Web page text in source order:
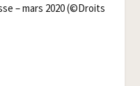
– mars 2020 (©Droits